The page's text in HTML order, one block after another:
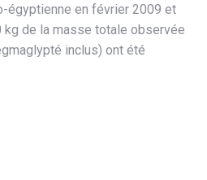
égyptienne en février 2009 et
kg de la masse totale observée
inclus) ont été